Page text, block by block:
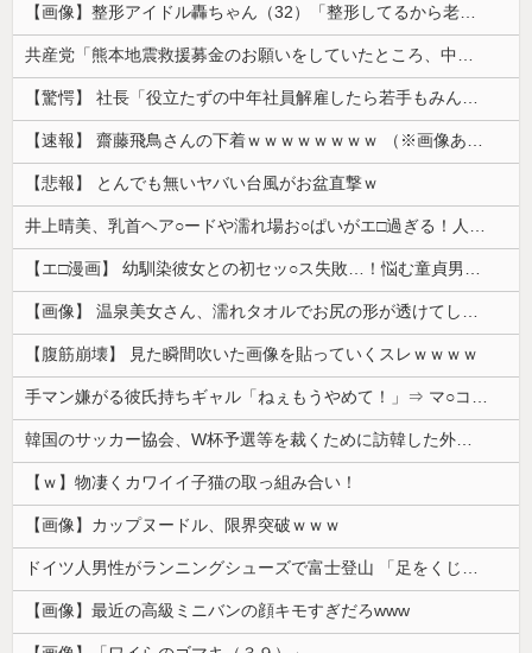
【画像】整形アイドル轟ちゃん（32）「整形してるから老化早い」の声に7年前とのビフォアフ公開「若返ってる」「どんどん綺麗になる」と反響 【Pic...
共産党「熊本地震救援募金のお願いをしていたところ、中指を立てられました。嫌がらせ酷い」
【驚愕】 社長「役立たずの中年社員解雇したら若手もみんな辞めてしまった…」
【速報】 齋藤飛鳥さんの下着ｗｗｗｗｗｗｗｗ （※画像あり）
【悲報】 とんでも無いヤバい台風がお盆直撃ｗ
井上晴美、乳首ヘア○ードや濡れ場お○ぱいがエ□過ぎる！人生最後のラスト写真集、最高！！
【エ□漫画】 幼馴染彼女との初セッ○ス失敗…！悩む童貞男子にクラスメイトのギャルJKが優しく近づきオチ○ポよしよしされちゃう…！
【画像】 温泉美女さん、濡れタオルでお尻の形が透けてしまう
【腹筋崩壊】 見た瞬間吹いた画像を貼っていくスレｗｗｗｗ
手マン嫌がる彼氏持ちギャル「ねぇもうやめて！」⇒ マ○コは正直だった結果…
韓国のサッカー協会、W杯予選等を裁くために訪韓した外国人審判を「性接待」していた……大して強くもないチームが潤沢な予算を持ってりゃそうなるわな
【ｗ】物凄くカワイイ子猫の取っ組み合い！
【画像】カップヌードル、限界突破ｗｗｗ
ドイツ人男性がランニングシューズで富士登山 「足をくじいて動けない」
【画像】最近の高級ミニバンの顔キモすぎだろwww